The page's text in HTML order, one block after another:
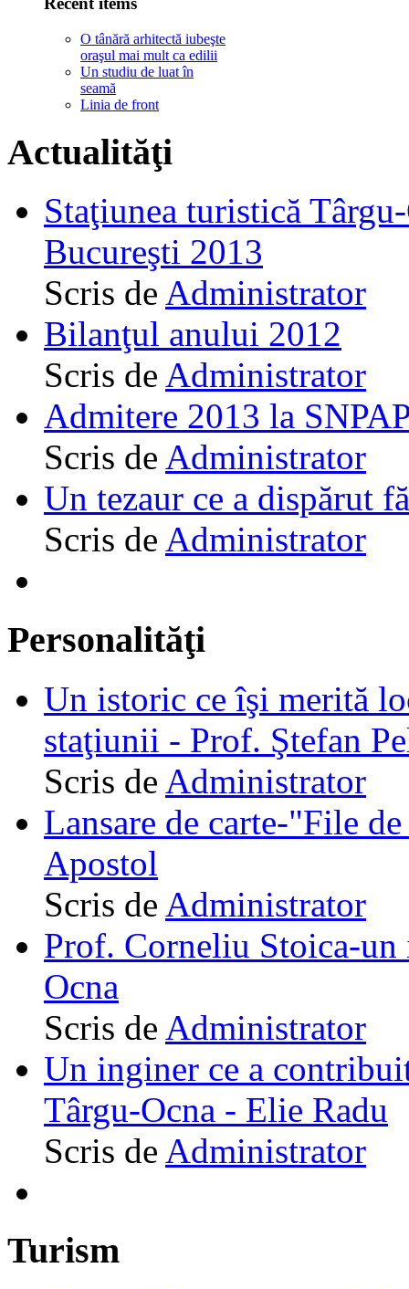
O tânără arhitectă iubeşte
oraşul mai mult ca edilii
Un studiu de luat în
seamă
Linia de front
Actualităţi
Staţiunea turistică
Bucureşti 2013
Scris de Administrator
Bilanţul anului 2012
Scris de Administrator
Admitere 2013 la
Scris de Administrator
Un tezaur ce a dispărut
Scris de Administrator
Personalităţi
Un istoric ce îşi merită
staţiunii - Prof. Ştefan
Scris de Administrator
Lansare de carte-"File
Apostol
Scris de Administrator
Prof. Corneliu Stoica-
Ocna
Scris de Administrator
Un inginer ce a
Târgu-Ocna - Elie Radu
Scris de Administrator
Turism